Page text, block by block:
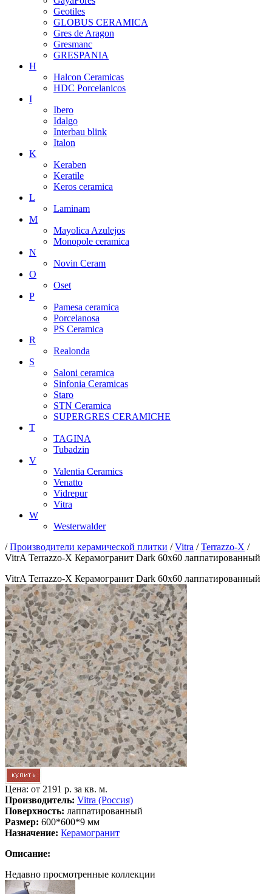
Geotiles
GLOBUS CERAMICA
Gres de Aragon
Gresmanc
GRESPANIA
H
Halcon Ceramicas
HDC Porcelanicos
I
Ibero
Idalgo
Interbau blink
Italon
K
Keraben
Keratile
Keros ceramica
L
Laminam
M
Mayolica Azulejos
Monopole ceramica
N
Novin Ceram
O
Oset
P
Pamesa ceramica
Porcelanosa
PS Ceramica
R
Realonda
S
Saloni ceramica
Sinfonia Ceramicas
Staro
STN Ceramica
SUPERGRES CERAMICHE
T
TAGINA
Tubadzin
V
Valentia Ceramics
Venatto
Vidrepur
Vitra
W
Westerwalder
/Производители керамической плитки /Vitra /Terrazzo-X /
VitrA Terrazzo-X Керамогранит Dark 60x60 лаппатированный
VitrA Terrazzo-X Керамогранит Dark 60x60 лаппатированный
Цена: от 2191 р. за кв. м.
Производитель: Vitra (Россия)
Поверхность: лаппатированный
Размер: 600*600*9 мм
Назначение: Керамогранит
Описание:
Недавно просмотренные коллекции